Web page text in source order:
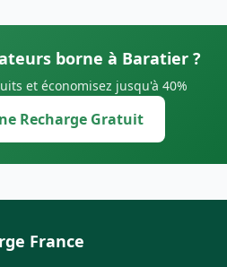
borne à Baratier ?
et économisez jusqu'à 40%
Recharge Gratuit
France